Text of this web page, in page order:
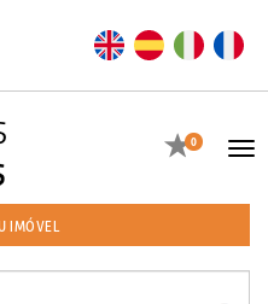
EN ES
Favoritos
0
IMÓVEL